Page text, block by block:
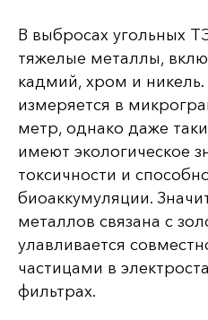
В выбросах угольных
тяжелые металлы,
кадмий, хром и
измеряется в
метр, однако даже
имеют экологическое
токсичности и
биоаккумуляции.
металлов связана с
улавливается
частицами в
фильтрах.